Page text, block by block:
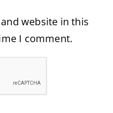
website in this
I comment.